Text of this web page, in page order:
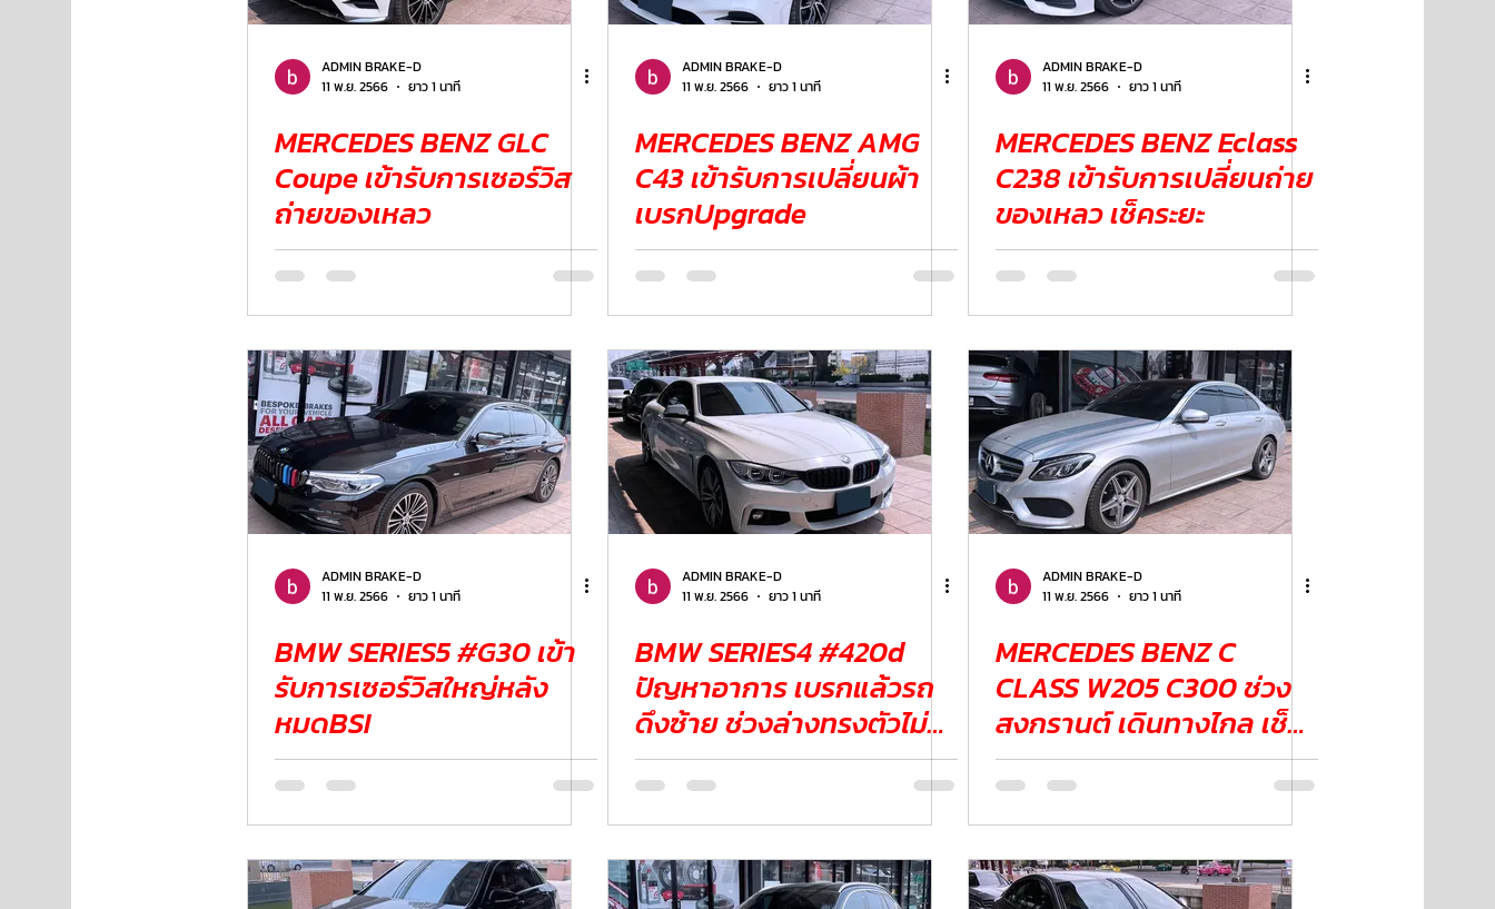
ADMIN BRAKE-D
11 พ.ย. 2566
ยาว 1 นาที
MERCEDES BENZ GLC
Coupe เข้ารับการเซอร์วิส
ถ่ายของเหลว
ADMIN BRAKE-D
11 พ.ย. 2566
ยาว 1 นาที
MERCEDES BENZ AMG
C43 เข้ารับการเปลี่ยนผ้า
เบรกUpgrade
ADMIN BRAKE-D
11 พ.ย. 2566
ยาว 1 นาที
MERCEDES BENZ Eclass
C238 เข้ารับการเปลี่ยนถ่าย
ของเหลว เช็คระยะ
ADMIN BRAKE-D
11 พ.ย. 2566
ยาว 1 นาที
BMW SERIES5 #G30 เข้า
รับการเซอร์วิสใหญ่หลัง
หมดBSI
ADMIN BRAKE-D
11 พ.ย. 2566
ยาว 1 นาที
BMW SERIES4 #420d
ปัญหาอาการ เบรกแล้วรถ
ดึงซ้าย ช่วงล่างทรงตัวไม่ดี
เหมือนเดิม
ADMIN BRAKE-D
11 พ.ย. 2566
ยาว 1 นาที
MERCEDES BENZ C
CLASS W205 C300 ช่วง
สงกรานต์ เดินทางไกล เช็ค
ระบบเบรก